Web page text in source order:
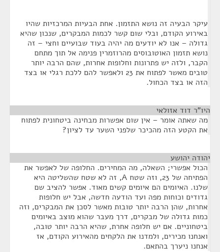
עיקר הבעיה זה נושא התזמון. אחת הבעיות המרכזיות שהיו
באירוע הקודם, ובלי שום קשר לכמות המבקרים, שנכון שהיא
גדולה – אנו לא יודעים מה יהיה בעוד שבועיים וחצי – זה
נושא תזמון האוטובוסים מהרוזמרין פנימה אל תוך מתחם
הקבר, ולזה יש פתרונות וחלופות אחרות, שהם הרבה יותר
טובים מאשר לפתוח את 23 ולאפשר להם ללכת רגלי או בצד
הזה או בצד הכחול.
היו"ר דוד אזולאי
מה שאתה אומר – אין שום אפשרות מבחינה ביטחונית לפתוח
את הקטע הזה מהכיכר שלפני השער עד לציון?
יהודה יהושע
הכול אפשרי; השאלה, מה המחירים. החלופה של לאפשר את
הפתיחה של 23, וזה שטח A, זה לא שטח שהשליטה היא
שלנו. האיומים הם איומים קשים מאוד. אפשר להציב שם
גדודים וכוחות מפה ועד הודעה חדשה, אבל יש חלופות
אחרות, שהן הרבה יותר טובות מאשר לסכן את המבקרים, וזה
כמות גדולה של מבקרים, דרך מעבר שהוא מוצב באיומים
ביטחוניים. אם יש חלופה אחרת, שהיא הרבה יותר טובה,
ואנחנו מכירים, ולמדנו את הלקחים מהאירוע הקודם, אז
אנחנו ניערך בהתאם.